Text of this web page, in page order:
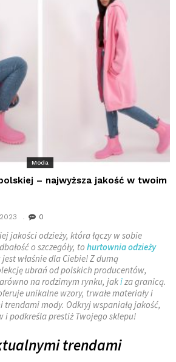
Moda
– najwyższa jakość w twoim
0
jakości odzieży, która łączy w sobie
o szczegóły, to hurtownia odzieży
właśnie dla Ciebie! Z dumą
ubrań od polskich producentów,
na rodzimym rynku, jakiza granicą.
unikalne wzory, trwałe materiały i
trendami mody. Odkryj wspaniałą jakość,
podkreśla prestiż Twojego sklepu!
trendami